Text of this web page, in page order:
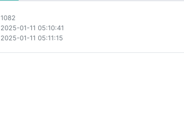
1082
2025-01-11 05:10:41
2025-01-11 05:11:15